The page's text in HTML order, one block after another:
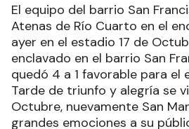
El equipo del barrio San
Atenas de Río Cuarto en el
ayer en el estadio 17 de
enclavado en el barrio San
quedó 4 a 1 favorable para el
Tarde de triunfo y alegría se
Octubre, nuevamente San
grandes emociones a su